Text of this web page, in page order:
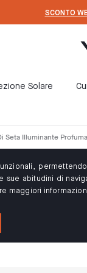
SCONTO
Solare
Seta Illuminante
abitudini di
maggiori